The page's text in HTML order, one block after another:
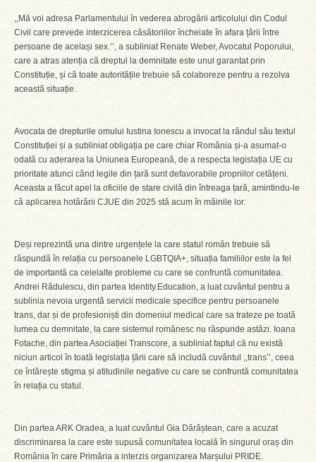
,,Mă voi adresa Parlamentului în vederea abrogării articolului din Codul
Civil care prevede interzicerea căsătoriilor încheiate în afara țării între
persoane de același sex.’’, a subliniat Renate Weber, Avocatul Poporului,
care a atras atenția că dreptul la demnitate este unul garantat prin
Constituție, și că toate autoritățile trebuie să colaboreze pentru a rezolva
această situație.
Avocata de drepturile omului Iustina Ionescu a invocat la rândul său textul
Constituției și a subliniat obligația pe care chiar România și-a asumat-o
odată cu aderarea la Uniunea Europeană, de a respecta legislația UE cu
prioritate atunci când legile din țară sunt defavorabile propriilor cetățeni.
Aceasta a făcut apel la oficiile de stare civilă din întreaga țară, amintindu-le
că aplicarea hotărârii CJUE din 2025 stă acum în mâinile lor.
Deși reprezintă una dintre urgențele la care statul român trebuie să
răspundă în relația cu persoanele LGBTQIA+, situația familiilor este la fel
de importantă ca celelalte probleme cu care se confruntă comunitatea.
Andrei Rădulescu, din partea Identity.Education, a luat cuvântul pentru a
sublinia nevoia urgentă servicii medicale specifice pentru persoanele
trans, dar și de profesioniști din domeniul medical care sa trateze pe toată
lumea cu demnitate, la care sistemul românesc nu răspunde astăzi. Ioana
Fotache, din partea Asociației Transcore, a subliniat faptul că nu există
niciun articol în toată legislația țării care să includă cuvântul ,,trans’’, ceea
ce întărește stigma și atitudinile negative cu care se confruntă comunitatea
în relația cu statul.
Din partea ARK Oradea, a luat cuvântul Gia Dărăștean, care a acuzat
discriminarea la care este supusă comunitatea locală în singurul oraș din
România în care Primăria a interzis organizarea Marșului PRIDE.